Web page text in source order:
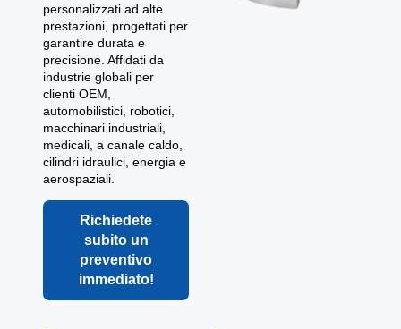
personalizzati ad alte
prestazioni, progettati per
garantire durata e
precisione. Affidati da
industrie globali per
clienti OEM,
automobilistici, robotici,
macchinari industriali,
medicali, a canale caldo,
cilindri idraulici, energia e
aerospaziali.
Richiedete
subito un
preventivo
immediato!